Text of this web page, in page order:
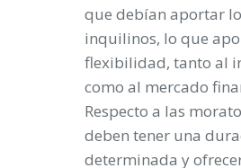
que debían aportar
inquilinos, lo que
flexibilidad, tanto al
como al mercado
Respecto a las
deben tener una
determinada y